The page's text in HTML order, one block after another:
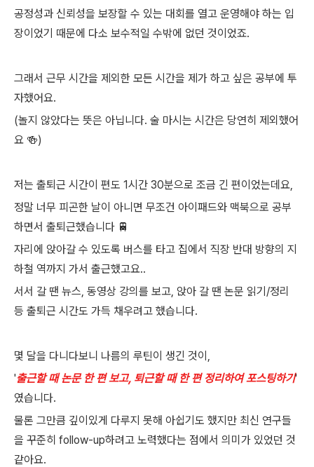
공정성과 신뢰성을 보장할 수 있는 대회를 열고 운영해야 하는 입
장이었기 때문에 다소 보수적일 수밖에 없던 것이었죠.
그래서 근무 시간을 제외한 모든 시간을 제가 하고 싶은 공부에 투
자했어요.
(놀지 않았다는 뜻은 아닙니다. 술 마시는 시간은 당연히 제외했어
요 🍻)
저는 출퇴근 시간이 편도 1시간 30분으로 조금 긴 편이었는데요,
정말 너무 피곤한 날이 아니면 무조건 아이패드와 맥북으로 공부
하면서 출퇴근했습니다 🚆
자리에 앉아갈 수 있도록 버스를 타고 집에서 직장 반대 방향의 지
하철 역까지 가서 출근했고요..
서서 갈 땐 뉴스, 동영상 강의를 보고, 앉아 갈 땐 논문 읽기/정리
등 출퇴근 시간도 가득 채우려고 했습니다.
몇 달을 다니다보니 나름의 루틴이 생긴 것이,
'출근할 때 논문 한 편 보고, 퇴근할 때 한 편 정리하여 포스팅하기'
였습니다.
물론 그만큼 깊이있게 다루지 못해 아쉽기도 했지만 최신 연구들
을 꾸준히 follow-up하려고 노력했다는 점에서 의미가 있었던 것
같아요.